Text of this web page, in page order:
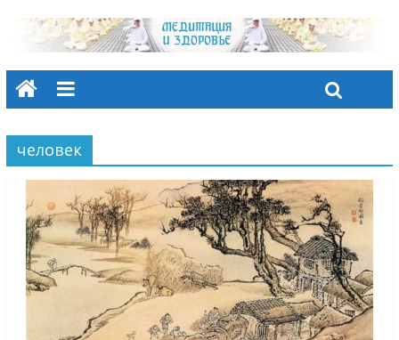
человек